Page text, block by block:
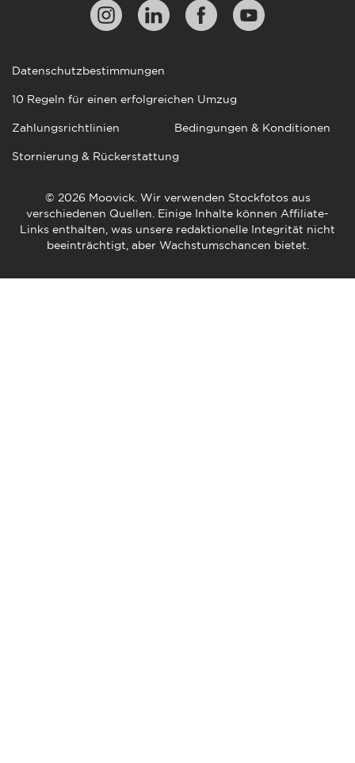
© 2026 Moovick. Wir verwenden Stockfotos aus
verschiedenen Quellen. Einige Inhalte können Affiliate-
Links enthalten, was unsere redaktionelle Integrität nicht
beeinträchtigt, aber Wachstumschancen bietet.
Datenschutzbestimmungen
10 Regeln für einen erfolgreichen Umzug
Zahlungsrichtlinien Bedingungen & Konditionen
Stornierung & Rückerstattung